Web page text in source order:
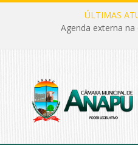
ÚLTIMAS
Agenda externa